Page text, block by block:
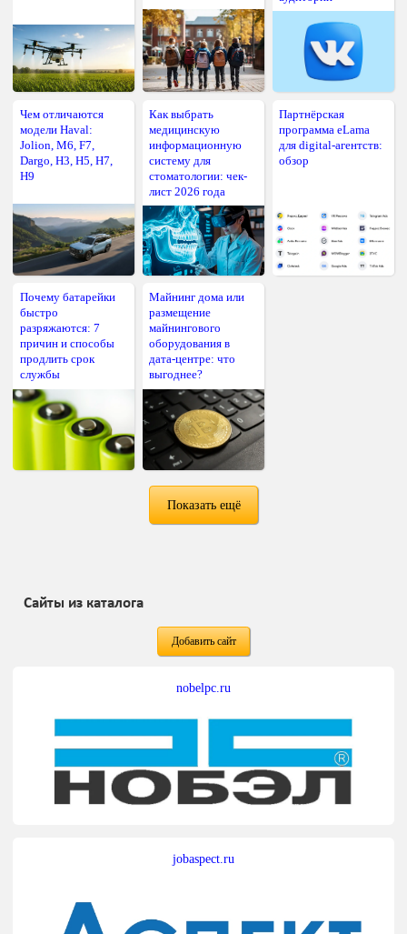
Чем отличаются
модели Haval:
Jolion, M6, F7,
Dargo, H3, H5, H7,
H9
Как выбрать
медицинскую
информационную
систему для
стоматологии: чек-
лист 2026 года
Партнёрская
программа eLama
для digital-агентств:
обзор
Почему батарейки
быстро
разряжаются: 7
причин и способы
продлить срок
службы
Майнинг дома или
размещение
майнингового
оборудования в
дата-центре: что
выгоднее?
Показать ещё
Сайты из каталога
Добавить сайт
nobelpc.ru
jobaspect.ru